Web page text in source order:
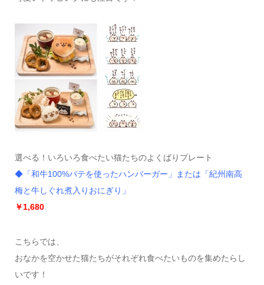
選べる！いろいろ食べたい猫たちのよくばりプレート
◆「和牛100%パテを使ったハンバーガー」または「紀州南高
梅と牛しぐれ煮入りおにぎり」
￥1,680
こちらでは、
おなかを空かせた猫たちがそれぞれ食べたいものを集めたらし
いです！